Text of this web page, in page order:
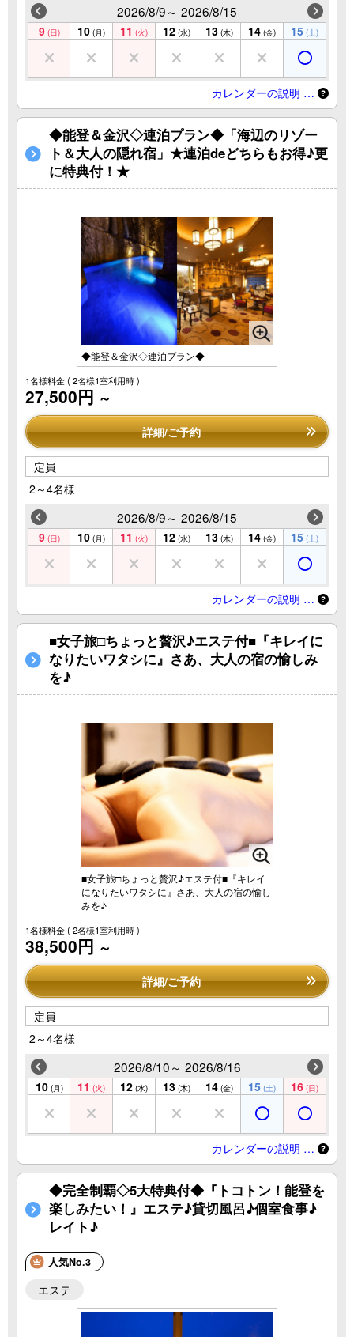
2026/8/9～ 2026/8/15
9 (日) 10 (月) 11 (火) 12 (水) 13 (木) 14 (金) 15 (土)
カレンダーの説明 …
◆能登＆金沢◇連泊プラン◆「海辺のリゾー
ト＆大人の隠れ宿」★連泊deどちらもお得♪更
に特典付！★
◆能登＆金沢◇連泊プラン◆
1名様料金( 2名様1室利用時 )
27,500円 ～
詳細/ご予約
定員
2～4名様
2026/8/9～ 2026/8/15
9 (日) 10 (月) 11 (火) 12 (水) 13 (木) 14 (金) 15 (土)
カレンダーの説明 …
■女子旅□ちょっと贅沢♪エステ付■『キレイに
なりたいワタシに』さあ、大人の宿の愉しみ
を♪
■女子旅□ちょっと贅沢♪エステ付■『キレイ
になりたいワタシに』さあ、大人の宿の愉し
みを♪
1名様料金( 2名様1室利用時 )
38,500円 ～
詳細/ご予約
定員
2～4名様
2026/8/10～ 2026/8/16
10 (月) 11 (火) 12 (水) 13 (木) 14 (金) 15 (土) 16 (日)
カレンダーの説明 …
◆完全制覇◇5大特典付◆『トコトン！能登を
楽しみたい！』エステ♪貸切風呂♪個室食事♪
レイト♪
人気No.3
エステ